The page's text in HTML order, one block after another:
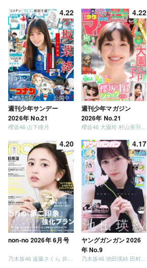
4.22
週刊少年サンデー
2026年 No.21
櫻坂46 山下瞳月
4.22
週刊少年マガジン
2026年 No.21
櫻坂46 大園玲 村山美羽 稲熊ひな
4.20
non-no 2026年 6月号
4.17
ヤングガンガン 2026
年 No.9
乃木坂46 池田瑛紗 田村真佑